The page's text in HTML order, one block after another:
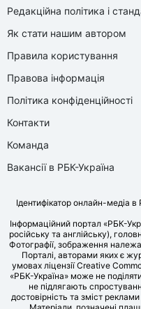
Редакційна політика і
Як стати нашим автором
Правила користування
Правова інформація
Політика конфіденційності
Контакти
Команда
Вакансії в РБК-Україна
Ідентифікатор онлайн-медіа в
Інформаційний портал «РБК-
російську та англійську),
Фотографії, зображення
Порталі, авторами яких є
умовах ліцензії Creative
«РБК-Україна» може не
не підлягають
достовірність та зміст